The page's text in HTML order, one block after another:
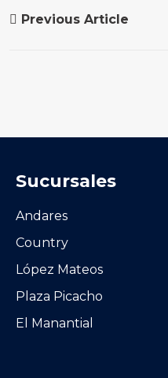
Previous Article
Sucursales
Andares
Country
López Mateos
Plaza Picacho
El Manantial